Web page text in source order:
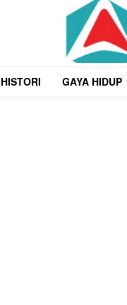
HISTORI GAYA HIDUP